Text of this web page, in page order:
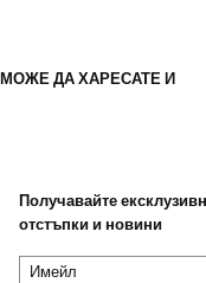
МОЖЕ ДА ХАРЕСАТЕ И
Получавайте
отстъпки и новини
Имейл